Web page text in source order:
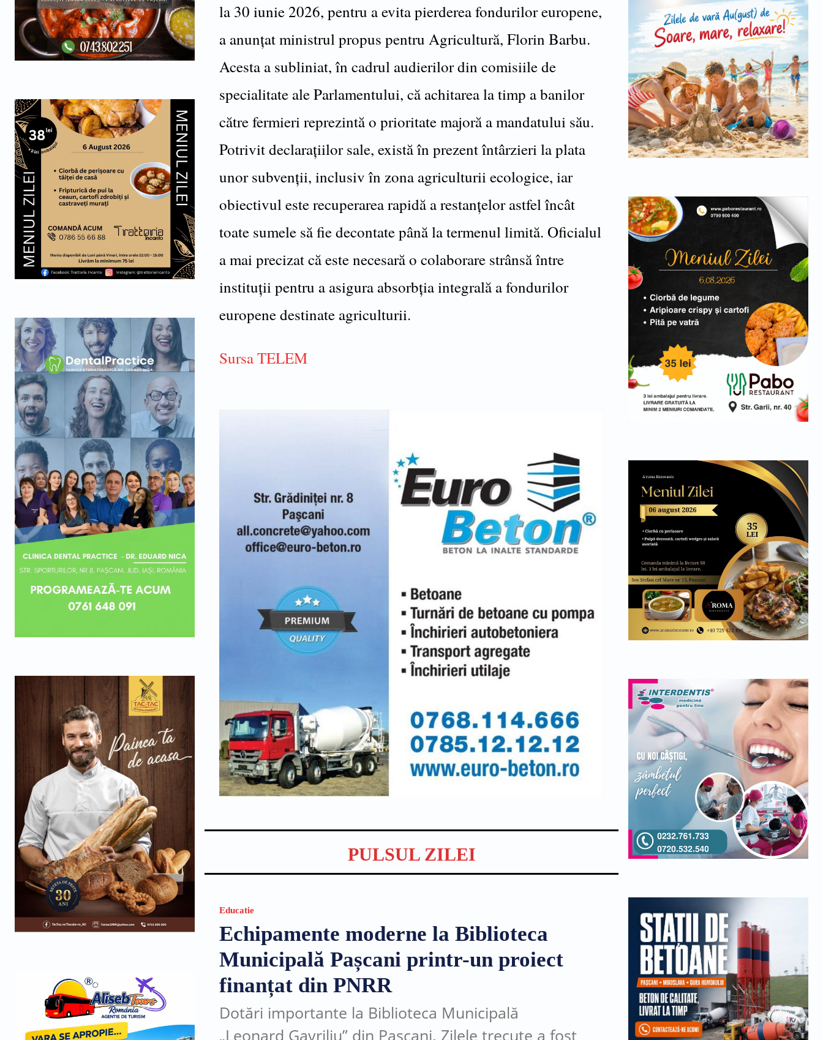
la 30 iunie 2026, pentru a evita pierderea fondurilor europene,
a anunțat ministrul propus pentru Agricultură, Florin Barbu.
Acesta a subliniat, în cadrul audierilor din comisiile de
specialitate ale Parlamentului, că achitarea la timp a banilor
către fermieri reprezintă o prioritate majoră a mandatului său.
Potrivit declarațiilor sale, există în prezent întârzieri la plata
unor subvenții, inclusiv în zona agriculturii ecologice, iar
obiectivul este recuperarea rapidă a restanțelor astfel încât
toate sumele să fie decontate până la termenul limită. Oficialul
a mai precizat că este necesară o colaborare strânsă între
instituții pentru a asigura absorbția integrală a fondurilor
europene destinate agriculturii.
Sursa TELEM
PULSUL ZILEI
Educatie
Echipamente moderne la Biblioteca
Municipală Pașcani printr-un proiect
finanțat din PNRR
Dotări importante la Biblioteca Municipală
„Leonard Gavriliu” din Pașcani. Zilele trecute a fost